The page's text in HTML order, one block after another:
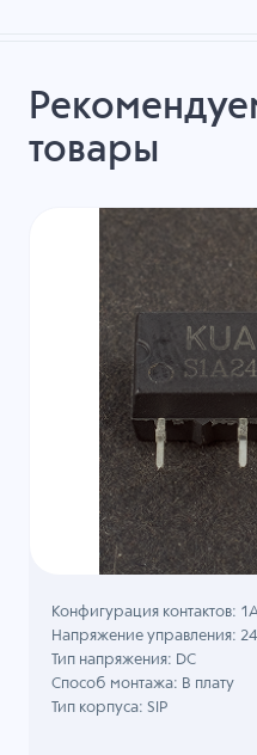
товары
Конфигурация контактов:
Напряжение управления:
Тип напряжения: DC
Способ монтажа: В плату
Тип корпуса: SIP